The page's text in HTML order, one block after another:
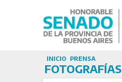
INICIO PRENSA
FOTOGRAFÍAS